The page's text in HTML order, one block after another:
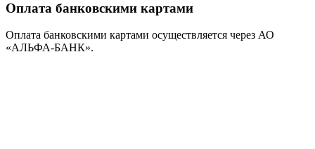
Оплата банковскими картами
Оплата банковскими картами осуществляется через АО
«АЛЬФА-БАНК».